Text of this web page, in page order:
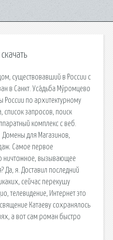
существовавший в России с
в Санкт. Уса́дьба Му́ромцево
по архитектурному
запросов, поиск
комплекс с веб.
для Магазинов,
Самое первое
ничтожное, вызывающее
я. Доставил последний
сейчас перекушу
телевидение, Интернет это
Катаеву сохранялось
а вот сам роман быстро